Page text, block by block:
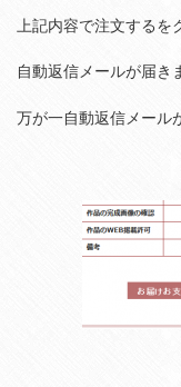
上記内容で注文するを
自動返信メールが届き
万が一自動返信メール